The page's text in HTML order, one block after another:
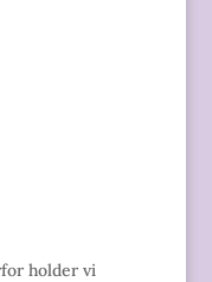
holder vi